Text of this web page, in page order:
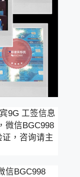
9G 工签信息
微信BGC998
，咨询请主
信BGC998